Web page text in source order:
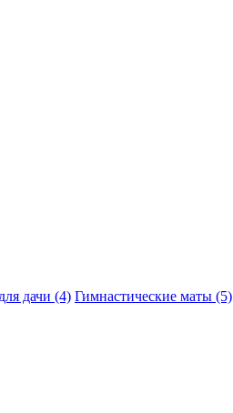
дачи (4) Гимнастические маты (5)